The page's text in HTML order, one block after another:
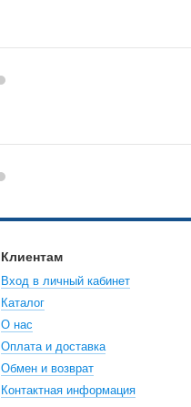
Клиентам
Вход в личный кабинет
Каталог
О нас
Оплата и доставка
Обмен и возврат
Контактная информация